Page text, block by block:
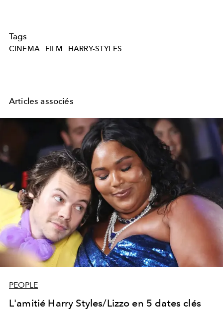
Tags
CINEMA FILM HARRY-STYLES
Articles associés
PEOPLE
L'amitié Harry Styles/Lizzo en 5 dates clés